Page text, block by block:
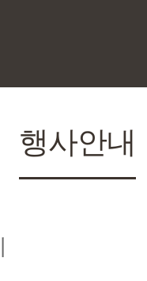
행사안내